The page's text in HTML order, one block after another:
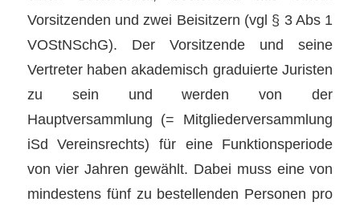
Vorsitzenden und zwei Beisitzern (vgl § 3 Abs 1
VOStNSchG). Der Vorsitzende und seine
Vertreter haben akademisch graduierte Juristen
zu sein und werden von der
Hauptversammlung (= Mitgliederversammlung
iSd Vereinsrechts) für eine Funktionsperiode
von vier Jahren gewählt. Dabei muss eine von
mindestens fünf zu bestellenden Personen pro